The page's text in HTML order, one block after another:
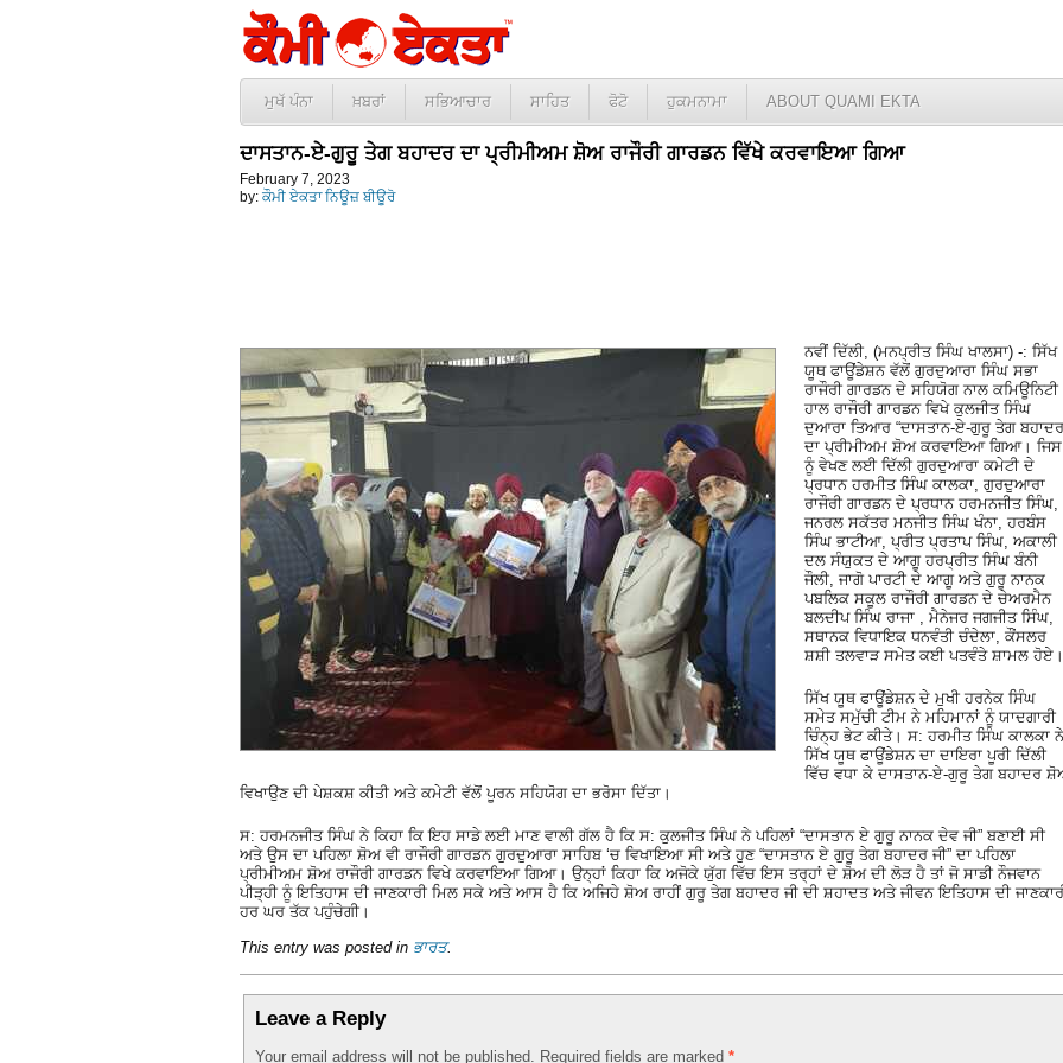
ਮੁਖੱ ਪੰਨਾ ਖ਼ਬਰਾਂ ਸਭਿਆਚਾਰ ਸਾਹਿਤ ਫੋਟੋ ਹੁਕਮਨਾਮਾ ABOUT QUAMI EKTA
ਦਾਸਤਾਨ-ਏ-ਗੁਰੂ ਤੇਗ ਬਹਾਦਰ ਦਾ ਪ੍ਰੀਮੀਅਮ ਸ਼ੋਅ ਰਾਜੌਰੀ ਗਾਰਡਨ ਵਿੱਖੇ ਕਰਵਾਇਆ ਗਿਆ
February 7, 2023
by: ਕੌਮੀ ਏਕਤਾ ਨਿਊਜ਼ ਬੀਊਰੋ
ਨਵੀਂ ਦਿੱਲੀ, (ਮਨਪ੍ਰੀਤ ਸਿੰਘ ਖਾਲਸਾ) -: ਸਿੱਖ
ਯੂਥ ਫਾਊਂਡੇਸ਼ਨ ਵੱਲੋਂ ਗੁਰਦੁਆਰਾ ਸਿੰਘ ਸਭਾ
ਰਾਜੌਰੀ ਗਾਰਡਨ ਦੇ ਸਹਿਯੋਗ ਨਾਲ ਕਮਿਊਨਿਟੀ
ਹਾਲ ਰਾਜੌਰੀ ਗਾਰਡਨ ਵਿਖੇ ਕੁਲਜੀਤ ਸਿੰਘ
ਦੁਆਰਾ ਤਿਆਰ “ਦਾਸਤਾਨ-ਏ-ਗੁਰੂ ਤੇਗ
ਦਾ ਪ੍ਰੀਮੀਅਮ ਸ਼ੋਅ ਕਰਵਾਇਆ ਗਿਆ। ਜਿਸ
ਨੂੰ ਵੇਖਣ ਲਈ ਦਿੱਲੀ ਗੁਰਦੁਆਰਾ ਕਮੇਟੀ ਦੇ
ਪ੍ਰਧਾਨ ਹਰਮੀਤ ਸਿੰਘ ਕਾਲਕਾ, ਗੁਰਦੁਆਰਾ
ਰਾਜੌਰੀ ਗਾਰਡਨ ਦੇ ਪ੍ਰਧਾਨ ਹਰਮਨਜੀਤ ਸਿੰਘ,
ਜਨਰਲ ਸਕੱਤਰ ਮਨਜੀਤ ਸਿੰਘ ਖੰਨਾ, ਹਰਬੰਸ
ਸਿੰਘ ਭਾਟੀਆ, ਪ੍ਰੀਤ ਪ੍ਰਤਾਪ ਸਿੰਘ, ਅਕਾਲੀ
ਦਲ ਸੰਯੁਕਤ ਦੇ ਆਗੂ ਹਰਪ੍ਰੀਤ ਸਿੰਘ ਬੰਨੀ
ਜੌਲੀ, ਜਾਗੋ ਪਾਰਟੀ ਦੇ ਆਗੂ ਅਤੇ ਗੁਰੂ ਨਾਨਕ
ਪਬਲਿਕ ਸਕੂਲ ਰਾਜੌਰੀ ਗਾਰਡਨ ਦੇ ਚੇਅਰਮੈਨ
ਬਲਦੀਪ ਸਿੰਘ ਰਾਜਾ , ਮੈਨੇਜਰ ਜਗਜੀਤ ਸਿੰਘ,
ਸਥਾਨਕ ਵਿਧਾਇਕ ਧਨਵੰਤੀ ਚੰਦੇਲਾ, ਕੌਂਸਲਰ
ਸ਼ਸ਼ੀ ਤਲਵਾੜ ਸਮੇਤ ਕਈ ਪਤਵੰਤੇ ਸ਼ਾਮਲ ਹੋਏ।
ਸਿੱਖ ਯੂਥ ਫਾਊਂਡੇਸ਼ਨ ਦੇ ਮੁਖੀ ਹਰਨੇਕ ਸਿੰਘ
ਸਮੇਤ ਸਮੁੱਚੀ ਟੀਮ ਨੇ ਮਹਿਮਾਨਾਂ ਨੂੰ ਯਾਦਗਾਰੀ
ਚਿੰਨ੍ਹ ਭੇਟ ਕੀਤੇ। ਸ: ਹਰਮੀਤ ਸਿੰਘ ਕਾਲਕਾ ਨੇ
ਸਿੱਖ ਯੂਥ ਫਾਊਂਡੇਸ਼ਨ ਦਾ ਦਾਇਰਾ ਪੂਰੀ ਦਿੱਲੀ
ਵਿੱਚ ਵਧਾ ਕੇ ਦਾਸਤਾਨ-ਏ-ਗੁਰੂ ਤੇਗ ਬਹਾਦਰ
ਵਿਖਾਉਣ ਦੀ ਪੇਸ਼ਕਸ਼ ਕੀਤੀ ਅਤੇ ਕਮੇਟੀ ਵੱਲੋਂ ਪੂਰਨ ਸਹਿਯੋਗ ਦਾ ਭਰੋਸਾ ਦਿੱਤਾ।
ਸ: ਹਰਮਨਜੀਤ ਸਿੰਘ ਨੇ ਕਿਹਾ ਕਿ ਇਹ ਸਾਡੇ ਲਈ ਮਾਣ ਵਾਲੀ ਗੱਲ ਹੈ ਕਿ ਸ: ਕੁਲਜੀਤ ਸਿੰਘ ਨੇ ਪਹਿਲਾਂ “ਦਾਸਤਾਨ ਏ ਗੁਰੂ ਨਾਨਕ ਦੇਵ ਜੀ” ਬਣਾਈ ਸੀ
ਅਤੇ ਉਸ ਦਾ ਪਹਿਲਾ ਸ਼ੋਅ ਵੀ ਰਾਜੌਰੀ ਗਾਰਡਨ ਗੁਰਦੁਆਰਾ ਸਾਹਿਬ ‘ਚ ਵਿਖਾਇਆ ਸੀ ਅਤੇ ਹੁਣ “ਦਾਸਤਾਨ ਏ ਗੁਰੂ ਤੇਗ ਬਹਾਦਰ ਜੀ” ਦਾ ਪਹਿਲਾ
ਪ੍ਰੀਮੀਅਮ ਸ਼ੋਅ ਰਾਜੌਰੀ ਗਾਰਡਨ ਵਿਖੇ ਕਰਵਾਇਆ ਗਿਆ। ਉਨ੍ਹਾਂ ਕਿਹਾ ਕਿ ਅਜੋਕੇ ਯੁੱਗ ਵਿੱਚ ਇਸ ਤਰ੍ਹਾਂ ਦੇ ਸ਼ੋਅ ਦੀ ਲੋੜ ਹੈ ਤਾਂ ਜੋ ਸਾਡੀ ਨੌਜਵਾਨ
ਪੀੜ੍ਹੀ ਨੂੰ ਇਤਿਹਾਸ ਦੀ ਜਾਣਕਾਰੀ ਮਿਲ ਸਕੇ ਅਤੇ ਆਸ ਹੈ ਕਿ ਅਜਿਹੇ ਸ਼ੋਅ ਰਾਹੀਂ ਗੁਰੂ ਤੇਗ ਬਹਾਦਰ ਜੀ ਦੀ ਸ਼ਹਾਦਤ ਅਤੇ ਜੀਵਨ ਇਤਿਹਾਸ ਦੀ
ਹਰ ਘਰ ਤੱਕ ਪਹੁੰਚੇਗੀ।
This entry was posted in ਭਾਰਤ.
Leave a Reply
Your email address will not be published. Required fields are marked *